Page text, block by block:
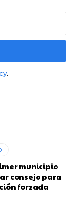
.
municipio
consejo para
forzada